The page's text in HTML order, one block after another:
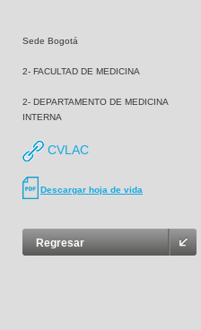
Sede Bogotá
2- FACULTAD DE MEDICINA
2- DEPARTAMENTO DE MEDICINA
INTERNA
CVLAC
Descargar hoja de vida
Regresar